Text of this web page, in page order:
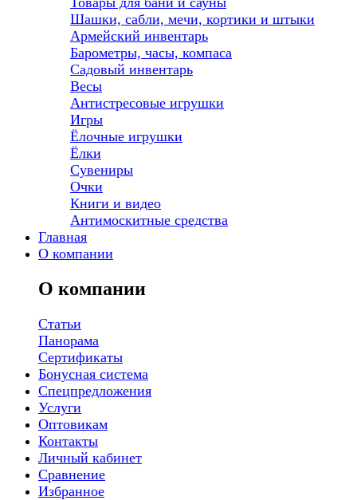
Шашки, сабли, мечи, кортики и штыки
Армейский инвентарь
Барометры, часы, компаса
Садовый инвентарь
Весы
Антистресовые игрушки
Игры
Ёлочные игрушки
Ёлки
Сувениры
Очки
Книги и видео
Антимоскитные средства
Главная
О компании
О компании
Статьи
Панорама
Сертификаты
Бонусная система
Спецпредложения
Услуги
Оптовикам
Контакты
Личный кабинет
Сравнение
Избранное